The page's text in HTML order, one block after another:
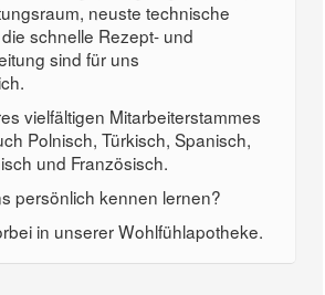
neuste technische
schnelle Rezept- und
sind für uns
vielfältigen Mitarbeiterstammes
Polnisch, Türkisch, Spanisch,
und Französisch.
persönlich kennen lernen?
in unserer Wohlfühlapotheke.